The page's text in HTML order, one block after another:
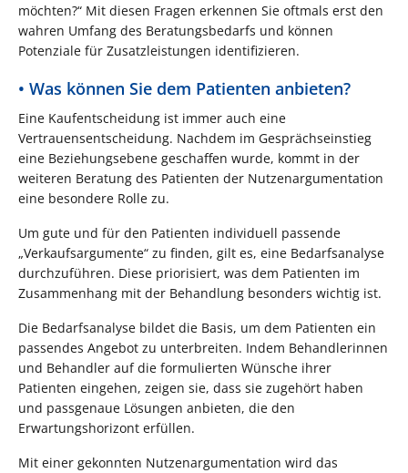
möchten?“ Mit diesen Fragen erkennen Sie oftmals erst den
wahren Umfang des Beratungsbedarfs und können
Potenziale für Zusatzleistungen identifizieren.
• Was können Sie dem Patienten anbieten?
Eine Kaufentscheidung ist immer auch eine
Vertrauensentscheidung. Nachdem im Gesprächseinstieg
eine Beziehungsebene geschaffen wurde, kommt in der
weiteren Beratung des Patienten der Nutzenargumentation
eine besondere Rolle zu.
Um gute und für den Patienten individuell passende
„Verkaufsargumente“ zu finden, gilt es, eine Bedarfsanalyse
durchzuführen. Diese priorisiert, was dem Patienten im
Zusammenhang mit der Behandlung besonders wichtig ist.
Die Bedarfsanalyse bildet die Basis, um dem Patienten ein
passendes Angebot zu unterbreiten. Indem Behandlerinnen
und Behandler auf die formulierten Wünsche ihrer
Patienten eingehen, zeigen sie, dass sie zugehört haben
und passgenaue Lösungen anbieten, die den
Erwartungshorizont erfüllen.
Mit einer gekonnten Nutzenargumentation wird das